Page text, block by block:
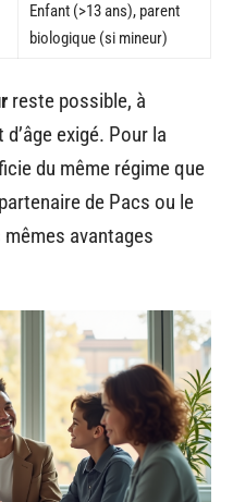
Enfant (>13 ans), parent
biologique (si mineur)
reste possible, à
exigé. Pour la
du même régime que
de Pacs ou le
avantages